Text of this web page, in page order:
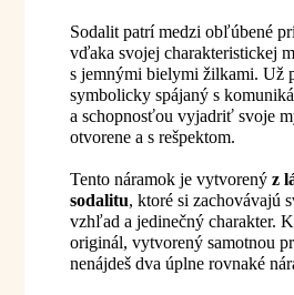
Sodalit patrí medzi obľúbené
vďaka svojej charakteristickej
s jemnými bielymi žilkami. Už
symbolicky spájaný s
a schopnosťou vyjadriť svoje
otvorene a s rešpektom.
Tento náramok je vytvorenýz
sodalitu, ktoré si zachovávajú
vzhľad a jedinečný charakter.
originál, vytvorený samotnou
nenájdeš dva úplne rovnaké